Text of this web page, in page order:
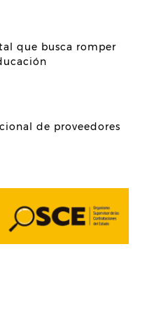
que busca romper
de proveedores